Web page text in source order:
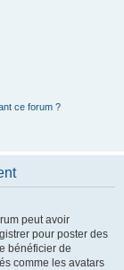
ce forum ?
peut avoir
pour poster des
bénéficier de
comme les avatars